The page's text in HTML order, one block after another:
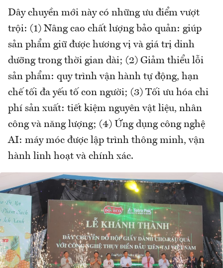
Dây chuyền mới này có những ưu điểm vượt
trội: (1) Nâng cao chất lượng bảo quản: giúp
sản phẩm giữ được hương vị và giá trị dinh
dưỡng trong thời gian dài; (2) Giảm thiểu lỗi
sản phẩm: quy trình vận hành tự động, hạn
chế tối đa yếu tố con người; (3) Tối ưu hóa chi
phí sản xuất: tiết kiệm nguyên vật liệu, nhân
công và năng lượng; (4) Ứng dụng công nghệ
AI: máy móc được lập trình thông minh, vận
hành linh hoạt và chính xác.